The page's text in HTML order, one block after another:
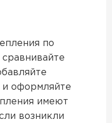
по
и оформляйте
имеют
возникли